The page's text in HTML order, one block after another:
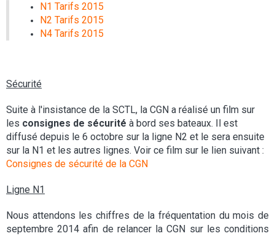
N1 Tarifs 2015
N2 Tarifs 2015
N4 Tarifs 2015
Sécurité
Suite à l'insistance de la SCTL, la CGN a réalisé un film sur
les consignes de sécurité à bord ses bateaux. Il est
diffusé depuis le 6 octobre sur la ligne N2 et le sera ensuite
sur la N1 et les autres lignes. Voir ce film sur le lien suivant :
Consignes de sécurité de la CGN
Ligne N1
Nous attendons les chiffres de la fréquentation du mois de
septembre 2014 afin de relancer la CGN sur les conditions